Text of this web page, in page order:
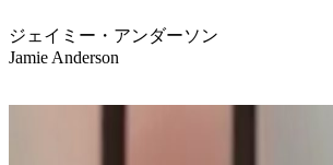
ジェイミー・アンダーソン
Jamie Anderson